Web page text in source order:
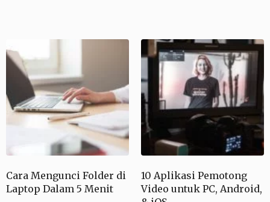
Cara Mengunci Folder di
Laptop Dalam 5 Menit
10 Aplikasi Pemotong
Video untuk PC, Android,